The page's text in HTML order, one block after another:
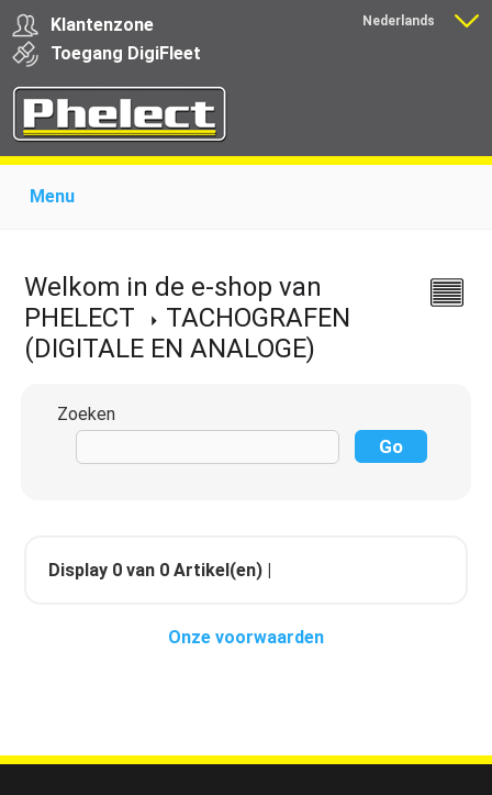
Klantenzone
Toegang DigiFleet
Nederlands
Menu
Producten voor transporteurs
Opleiding
Nieuws
Ondersteuning
Download Links Contact
Welkom in de e-shop van
PHELECT
TACHOGRAFEN
(DIGITALE EN ANALOGE)
Zoeken
Display 0 van 0 Artikel(en) |
Onze voorwaarden